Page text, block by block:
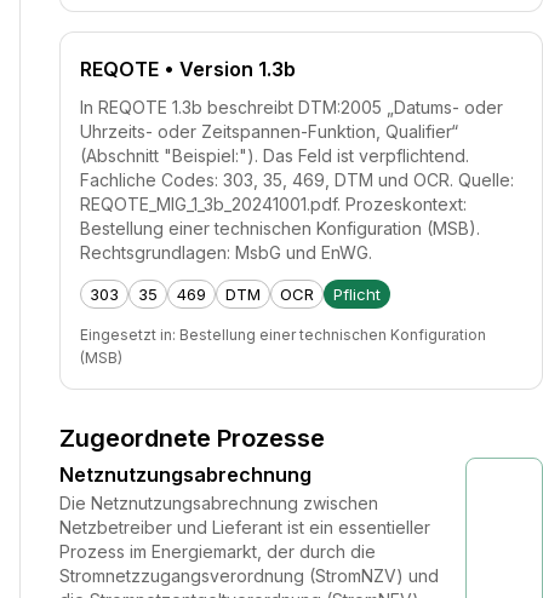
REQOTE • Version 1.3b
In REQOTE 1.3b beschreibt DTM:2005 „Datums- oder
Uhrzeits- oder Zeitspannen-Funktion, Qualifier“
(Abschnitt "Beispiel:"). Das Feld ist verpflichtend.
Fachliche Codes: 303, 35, 469, DTM und OCR. Quelle:
REQOTE_MIG_1_3b_20241001.pdf. Prozeskontext:
Bestellung einer technischen Konfiguration (MSB).
Rechtsgrundlagen: MsbG und EnWG.
303 35 469 DTM OCR Pflicht
Eingesetzt in: Bestellung einer technischen Konfiguration
(MSB)
Zugeordnete Prozesse
Netznutzungsabrechnung
Die Netznutzungsabrechnung zwischen
Netzbetreiber und Lieferant ist ein essentieller
Prozess im Energiemarkt, der durch die
Stromnetzzugangsverordnung (StromNZV) und